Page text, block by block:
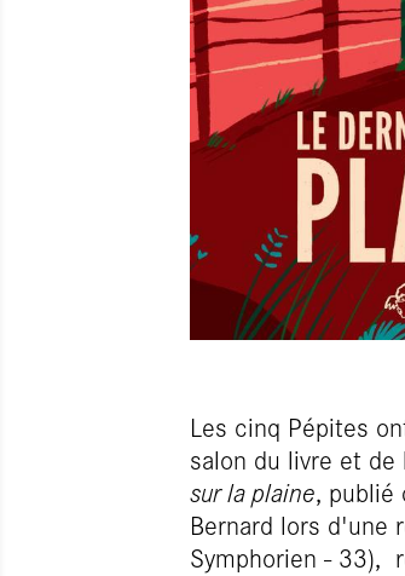
Les cinq Pépites
salon du livre et
sur la plaine, publié
Bernard lors d'une
Symphorien - 33),